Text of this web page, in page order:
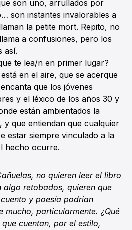
son uno, arrullados por
son instantes invalorables a
la petite mort. Repito, no
a confusiones, pero los
así.
te lea/n en primer lugar?
en el aire, que se acerque
que los jóvenes
y el léxico de los años 30 y
están ambientados la
y que entiendan que cualquier
estar siempre vinculado a la
hecho ocurre.
no quieren leer el libro
algo retobados, quieren que
y poesía podrían
mucho, particularmente. ¿Qué
cuentan, por el estilo,